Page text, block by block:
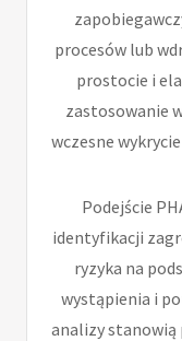
procesów lub
prostocie i
zastosowanie
wczesne
Podejście
identyfikacji
ryzyka na
wystąpienia i
analizy stanowią